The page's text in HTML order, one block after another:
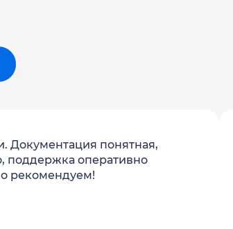
Документация понятная,
поддержка оперативно
рекомендуем!